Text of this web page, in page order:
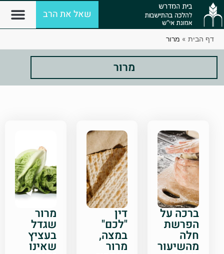
שאל את הרב
דף הבית » מרור
מרור
ברכה על
הפרשת
חלה
מהשיעור
דין
"לכם"
במצה,
מרור
מרור
שגדל
בעציץ
שאינו